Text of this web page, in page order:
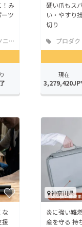
！み
ツ
ク
硬い爪もス
い・やすり
切り
プロダク
現在
な
援
神奈川県
炎に強い難
産を守る 持